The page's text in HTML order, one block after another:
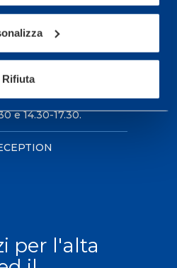
Rifiuta
Via Busto Fagnano 38,
avere ulteriori
+39 0331 575757 da
e 14.30-17.30.
per l'alta